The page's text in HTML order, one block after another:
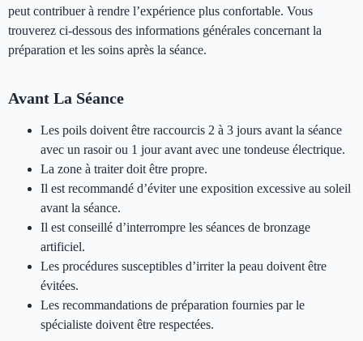
peut contribuer à rendre l’expérience plus confortable. Vous
trouverez ci-dessous des informations générales concernant la
préparation et les soins après la séance.
Avant La Séance
Les poils doivent être raccourcis 2 à 3 jours avant la séance
avec un rasoir ou 1 jour avant avec une tondeuse électrique.
La zone à traiter doit être propre.
Il est recommandé d’éviter une exposition excessive au soleil
avant la séance.
Il est conseillé d’interrompre les séances de bronzage
artificiel.
Les procédures susceptibles d’irriter la peau doivent être
évitées.
Les recommandations de préparation fournies par le
spécialiste doivent être respectées.